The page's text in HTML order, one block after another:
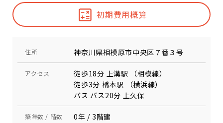
初期費用概算
住所 神奈川県相模原市中央区７番３号
アクセス
徒歩18分 上溝駅 （相模線）
徒歩3分 橋本駅 （横浜線）
バス バス20分 上久保
築年数 / 階数 0年 / 3階建